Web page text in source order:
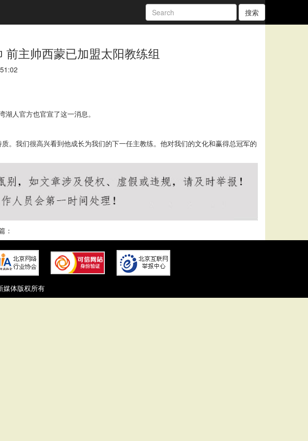
搜索
主帅西蒙已加盟太阳教练组
人官方也官宣了这一消息。
。我们很高兴看到他成长为我们的下一任主教练。他对我们的文化和赢得总冠军的
：
媒体版权所有